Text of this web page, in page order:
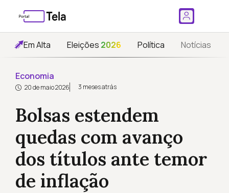
Em Alta Eleições 2026 Política Notícias
Economia
20 de maio 2026 3 meses atrás
Bolsas estendem
quedas com avanço
dos títulos ante temor
de inflação